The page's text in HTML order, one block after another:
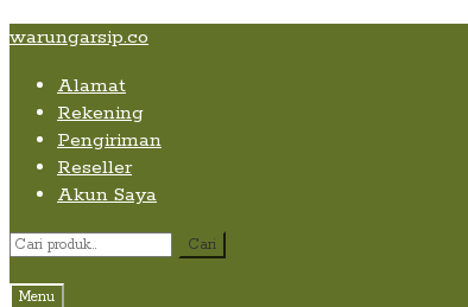
Skip
content
Skip
navigation
Skip
content
warungarsip.co
Alamat
Rekening
Pengiriman
Reseller
Akun Saya
Pencarian
Cari
Menu